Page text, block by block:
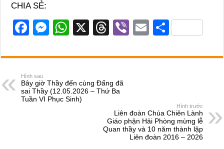
CHIA SẺ:
F
c
e
b
o
M
ss
e
n
g
W
at
s
A
p
X
T
e
d
s
Vi
er
E
ail
S
ar
Hình sau
Bây giờ Thầy đến cùng Đấng đã
sai Thầy (12.05.2026 – Thứ Ba
Tuần VI Phục Sinh)
Hình trước
Liên đoàn Chúa Chiên Lành
Giáo phận Hải Phòng mừng lễ
Quan thầy và 10 năm thành lập
Liên đoàn 2016 – 2026